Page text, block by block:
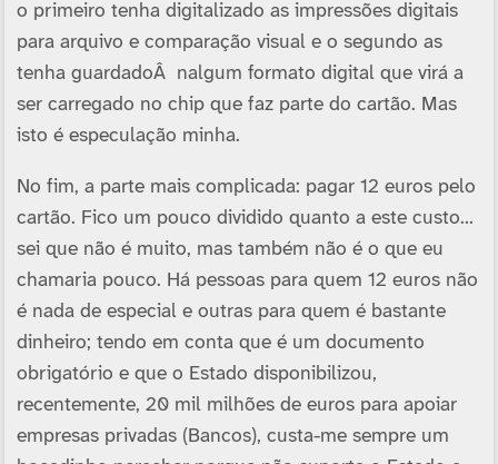
o primeiro tenha digitalizado as impressões digitais
para arquivo e comparação visual e o segundo as
tenha guardadoÂ nalgum formato digital que virá a
ser carregado no chip que faz parte do cartão. Mas
isto é especulação minha.
No fim, a parte mais complicada: pagar 12 euros pelo
cartão. Fico um pouco dividido quanto a este custo…
sei que não é muito, mas também não é o que eu
chamaria pouco. Há pessoas para quem 12 euros não
é nada de especial e outras para quem é bastante
dinheiro; tendo em conta que é um documento
obrigatório e que o Estado disponibilizou,
recentemente, 20 mil milhões de euros para apoiar
empresas privadas (Bancos), custa-me sempre um